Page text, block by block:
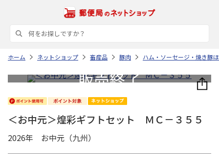
ホーム ネットショップ 畜産品 豚肉 ハム・ソーセージ・焼き豚
＜お中元＞煌彩ギフトセット ＭＣ－３５５
2026年 お中元（九州）